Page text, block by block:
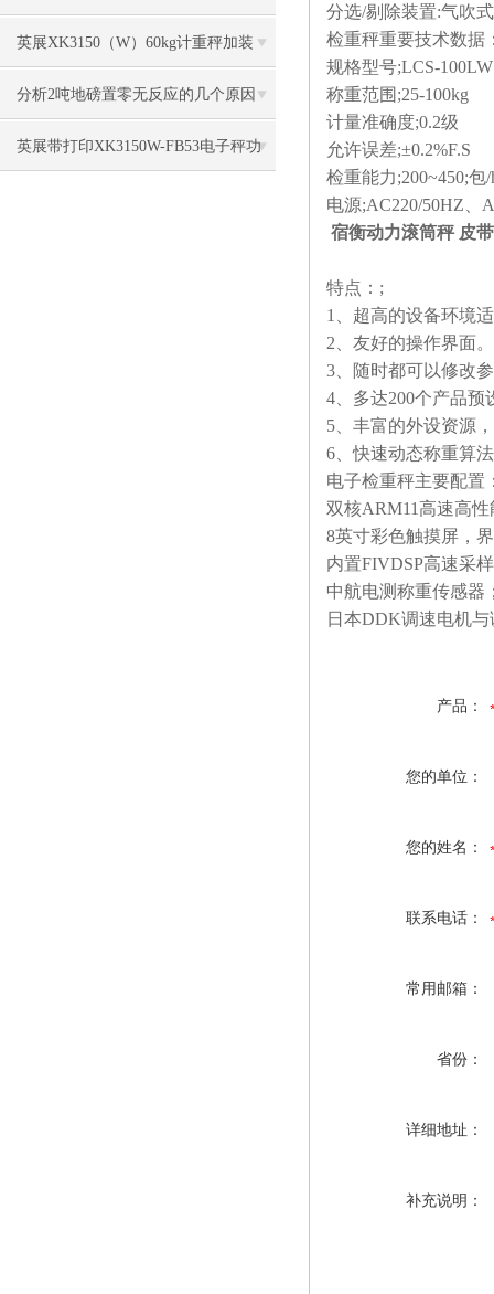
英展XK3150（W）60kg计重秤加装
RS232卡连接电脑
分析2吨地磅置零无反应的几个原因
英展带打印XK3150W-FB53电子秤功
分选/剔除装置:气吹
检重秤重要技术数据
规格型号;LCS-100LW
称重范围;25-100kg
计量准确度;0.2级
允许误差;±0.2%F.S
检重能力;200~450;包/
电源;AC220/50HZ、
宿衡动力滚筒秤 皮
特点：;
1、超高的设备环境
2、友好的操作界面。
3、随时都可以修改
4、多达200个产品
5、丰富的外设资源
6、快速动态称重算
电子检重秤主要配置
双核ARM11高速高
8英寸彩色触摸屏，
内置FIVDSP高速采
中航电测称重传感器
日本DDK调速电机
产品：
您的单位：
您的姓名：
联系电话：
常用邮箱：
省份：
详细地址：
补充说明：